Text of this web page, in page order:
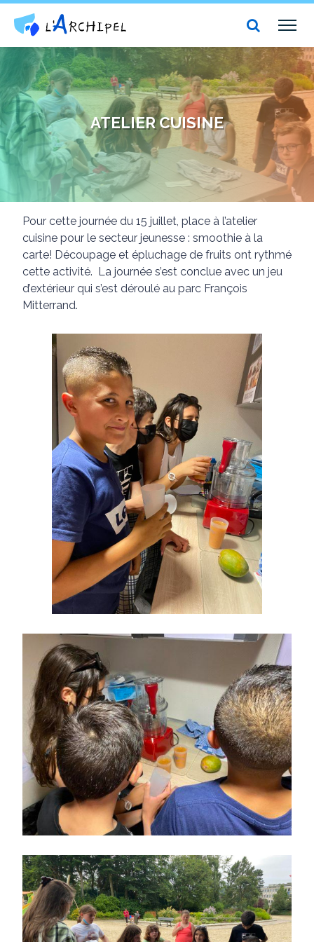
Centre social et culturel l'Archipel
ATELIER CUISINE
Pour cette journée du 15 juillet, place à l’atelier
cuisine pour le secteur jeunesse : smoothie à la
carte! Découpage et épluchage de fruits ont rythmé
cette activité. La journée s’est conclue avec un jeu
d’extérieur qui s’est déroulé au parc François
Mitterrand.